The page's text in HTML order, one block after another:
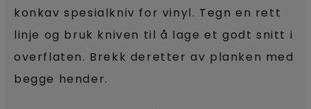
konkav spesialkniv for vinyl. Tegn en rett
linje og bruk kniven til å lage et godt snitt i
overflaten. Brekk deretter av planken med
begge hender.